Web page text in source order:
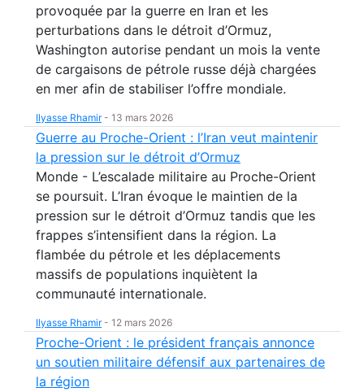
provoquée par la guerre en Iran et les
perturbations dans le détroit d’Ormuz,
Washington autorise pendant un mois la vente
de cargaisons de pétrole russe déjà chargées
en mer afin de stabiliser l’offre mondiale.
Ilyasse Rhamir- 13 mars 2026
Guerre au Proche-Orient : l’Iran veut maintenir
la pression sur le détroit d’Ormuz
Monde - L’escalade militaire au Proche-Orient
se poursuit. L’Iran évoque le maintien de la
pression sur le détroit d’Ormuz tandis que les
frappes s’intensifient dans la région. La
flambée du pétrole et les déplacements
massifs de populations inquiètent la
communauté internationale.
Ilyasse Rhamir- 12 mars 2026
Proche-Orient : le président français annonce
un soutien militaire défensif aux partenaires de
la région